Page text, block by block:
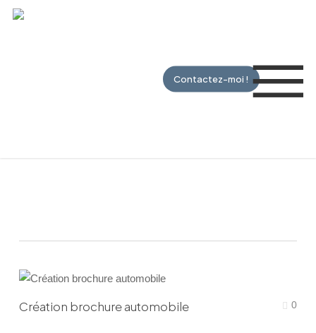
Skip
Contactez-moi !
Création brochure automobile 0